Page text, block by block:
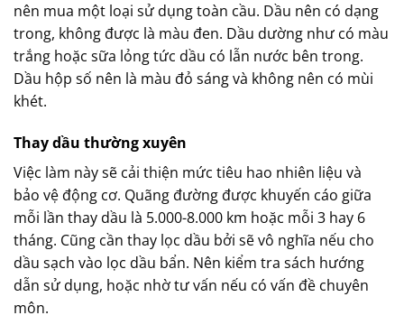
nên mua một loại sử dụng toàn cầu. Dầu nên có dạng
trong, không được là màu đen. Dầu dường như có màu
trắng hoặc sữa lỏng tức dầu có lẫn nước bên trong.
Dầu hộp số nên là màu đỏ sáng và không nên có mùi
khét.
Thay dầu thường xuyên
Việc làm này sẽ cải thiện mức tiêu hao nhiên liệu và
bảo vệ động cơ. Quãng đường được khuyến cáo giữa
mỗi lần thay dầu là 5.000-8.000 km hoặc mỗi 3 hay 6
tháng. Cũng cần thay lọc dầu bởi sẽ vô nghĩa nếu cho
dầu sạch vào lọc dầu bẩn. Nên kiểm tra sách hướng
dẫn sử dụng, hoặc nhờ tư vấn nếu có vấn đề chuyên
môn.